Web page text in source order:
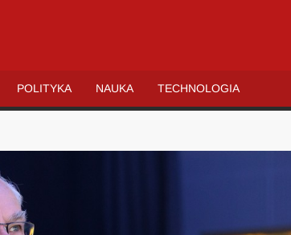
POLITYKA NAUKA TECHNOLOGIA